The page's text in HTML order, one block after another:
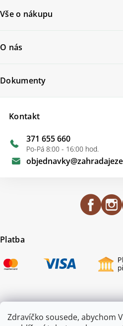
Zdravíčko sousede, abychom
Vše o nákupu
O nás
Kontakt
objednavky@
371 655 660
Po-Pá 8:00 - 16:00 hod.
Dokumenty
Platba
Certifikace